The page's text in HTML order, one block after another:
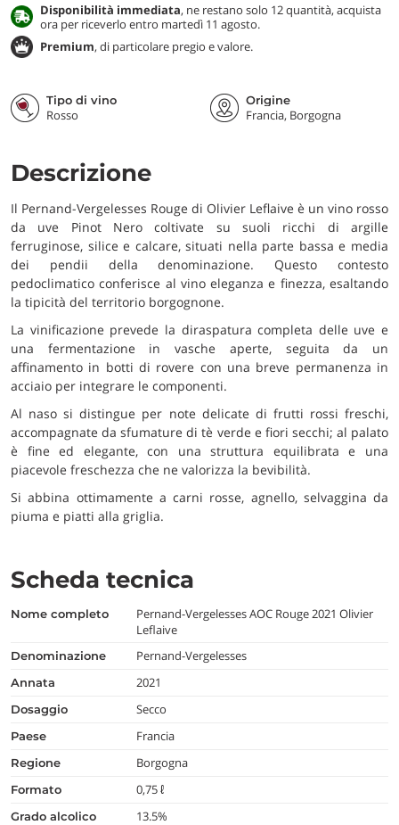
Disponibilità immediata, ne restano solo 12 quantità, acquista
ora per riceverlo entro martedì 11 agosto.
Premium, di particolare pregio e valore.
Tipo di vino
Rosso
Origine
Francia, Borgogna
Descrizione
Il Pernand-Vergelesses Rouge di Olivier Leflaive è un vino rosso
da uve Pinot Nero coltivate su suoli ricchi di argille
ferruginose, silice e calcare, situati nella parte bassa e media
dei pendii della denominazione. Questo contesto
pedoclimatico conferisce al vino eleganza e finezza, esaltando
la tipicità del territorio borgognone.
La vinificazione prevede la diraspatura completa delle uve e
una fermentazione in vasche aperte, seguita da un
affinamento in botti di rovere con una breve permanenza in
acciaio per integrare le componenti.
Al naso si distingue per note delicate di frutti rossi freschi,
accompagnate da sfumature di tè verde e fiori secchi; al palato
è fine ed elegante, con una struttura equilibrata e una
piacevole freschezza che ne valorizza la bevibilità.
Si abbina ottimamente a carni rosse, agnello, selvaggina da
piuma e piatti alla griglia.
Scheda tecnica
nome completo
Pernand-Vergelesses AOC Rouge 2021 Olivier
Leflaive
denominazione Pernand-Vergelesses
annata 2021
dosaggio Secco
paese Francia
regione Borgogna
formato 0,75 ℓ
grado alcolico 13.5%